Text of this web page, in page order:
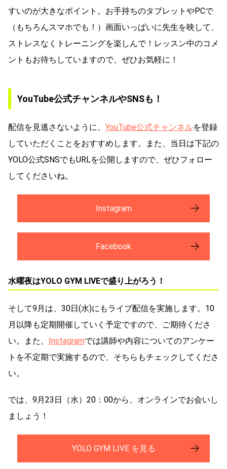
すいのが大きなポイント。お手持ちのタブレットやPCで
（もちろんスマホでも！）画面いっぱいに先生を映して、
ストレスなくトレーニングを楽しんで！レッスン中のコメ
ントもお待ちしていますので、ぜひお気軽に！
YouTube公式チャンネルやSNSも！
配信を見逃さないように、 YouTube公式チャンネルを登録
していただくことをおすすめします。
また、当日は下記の
YOLO公式SNSでもURLを公開しますので、ぜひフォロー
してくださいね。
Instagram
Facebook
水曜夜はYOLO GYM LIVEで盛り上がろう！
そして9月は、30日(水)にもライブ配信を実施します。10
月以降も定期開催していく予定ですので、ご期待くださ
い。また、 Instagramでは講師や内容についてのアンケー
トを不定期で実施するので、そちらもチェックしてくださ
い。
では、9月23日（水）20：00から、オンラインでお会いし
ましょう！
YOLO GYM LIVE を見る